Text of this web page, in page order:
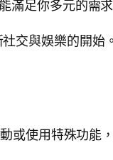
滿足你多元的需求
交與娛樂的開始
或使用特殊功能